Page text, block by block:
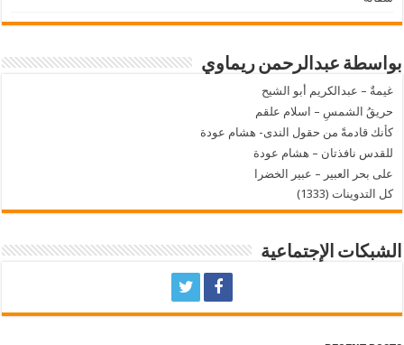
بواسطة عبدالرحمن ريماوي
غيمةٌ – عبدالكريم أبو الشيح
حريقُ الشمسِ – اسلام علقم
كأنك قادمةً من حقول الندى- هشام عودة
للقدس نافذتان – هشام عودة
على بحر العبير – عبير الخضرا
كل التدوينات (1333)
الشبكات الإجتماعية